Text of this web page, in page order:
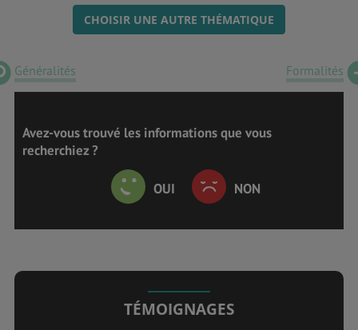
CHOISIR UNE AUTRE THÉMATIQUE
Généralités Formalités
Avez-vous trouvé les informations que vous
recherchiez ?
OUI NON
TÉMOIGNAGES